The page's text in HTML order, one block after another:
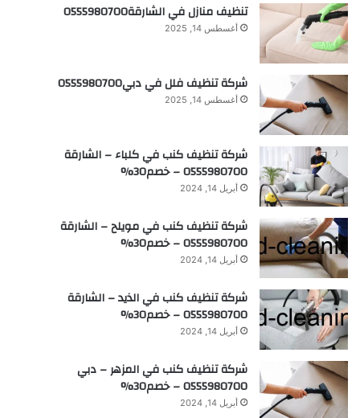
تنظيف منازل في الشارقة0555980700
أغسطس 14, 2025
شركة تنظيف فلل في دبي0555980700
أغسطس 14, 2025
شركة تنظيف كنب في كلباء – الشارقة
0555980700 – خصم30%
أبريل 14, 2024
شركة تنظيف كنب في مويلح – الشارقة
0555980700 – خصم30%
أبريل 14, 2024
شركة تنظيف كنب في الذيد – الشارقة
0555980700 – خصم30%
أبريل 14, 2024
شركة تنظيف كنب في المزهر – دبي
0555980700 – خصم30%
أبريل 14, 2024